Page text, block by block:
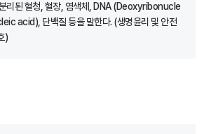
리된 혈청, 혈장, 염색체, DNA (Deoxyribonucle
acid), 단백질 등을 말한다. (생명윤리 및 안전
)